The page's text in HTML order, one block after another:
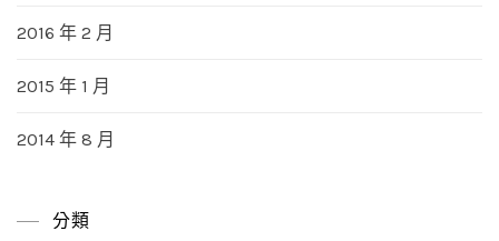
2016 年 2 月
2015 年 1 月
2014 年 8 月
分類